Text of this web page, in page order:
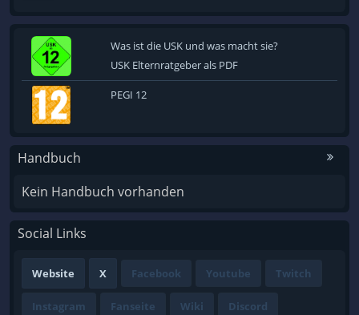
Was ist die USK und was macht sie?
USK Elternratgeber als PDF
PEGI 12
Handbuch
Kein Handbuch vorhanden
Social Links
Website X Facebook Youtube Twitch
Instagram Fanseite Wiki Discord